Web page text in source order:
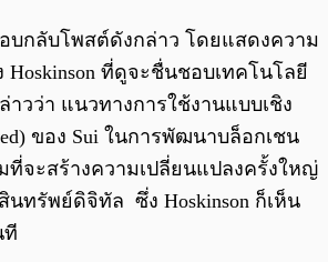
บกลับโพสต์ดังกล่าว โดยแสดงความ
Hoskinson ที่ดูจะชื่นชอบเทคโนโลยี
าวว่า แนวทางการใช้งานแบบเชิง
ของ Sui ในการพัฒนาบล็อกเชน
ที่จะสร้างความเปลี่ยนแปลงครั้งใหญ่
ทรัพย์ดิจิทัล ซึ่ง Hoskinson ก็เห็น
ที